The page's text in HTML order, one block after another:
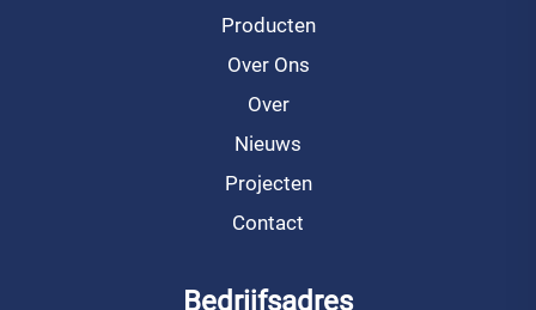
Producten
Over Ons
Over
Nieuws
Projecten
Contact
Bedrijfsadres